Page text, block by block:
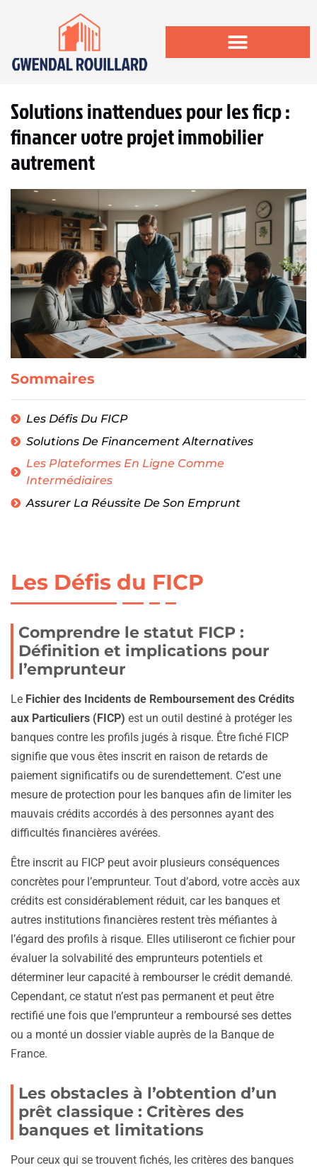
Solutions inattendues pour les ficp :
financer votre projet immobilier
autrement
Sommaires
Les Défis Du FICP
Solutions De Financement Alternatives
Les Plateformes En Ligne Comme
Intermédiaires
Assurer La Réussite De Son Emprunt
Les Défis du FICP
Comprendre le statut FICP :
Définition et implications pour
l’emprunteur
Le Fichier des Incidents de Remboursement des Crédits
aux Particuliers (FICP) est un outil destiné à protéger les
banques contre les profils jugés à risque. Être fiché FICP
signifie que vous êtes inscrit en raison de retards de
paiement significatifs ou de surendettement. C’est une
mesure de protection pour les banques afin de limiter les
mauvais crédits accordés à des personnes ayant des
difficultés financières avérées.
Être inscrit au FICP peut avoir plusieurs conséquences
concrètes pour l’emprunteur. Tout d’abord, votre accès aux
crédits est considérablement réduit, car les banques et
autres institutions financières restent très méfiantes à
l’égard des profils à risque. Elles utiliseront ce fichier pour
évaluer la solvabilité des emprunteurs potentiels et
déterminer leur capacité à rembourser le crédit demandé.
Cependant, ce statut n’est pas permanent et peut être
rectifié une fois que l’emprunteur a remboursé ses dettes
ou a monté un dossier viable auprès de la Banque de
France.
Les obstacles à l’obtention d’un
prêt classique : Critères des
banques et limitations
Pour ceux qui se trouvent fichés, les critères des banques